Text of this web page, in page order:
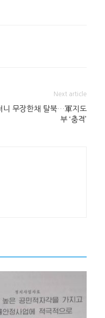
Next article
니 무장한채 탈북…軍지도
부 ‘충격’